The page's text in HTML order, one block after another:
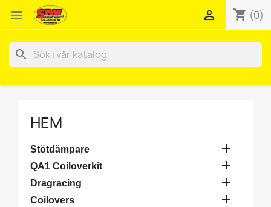
 shopping_cart (0)

search
HEM
Stötdämpare 
QA1 Coiloverkit 
Dragracing 
Coilovers 